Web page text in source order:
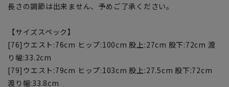
長さの調節は出来ません、予めご了承ください。
【サイズスペック】
[76]ウエスト:76cm ヒップ:100cm 股上:27cm 股下:72cm 渡
り幅:33.2cm
[79]ウエスト:79cm ヒップ:103cm 股上:27.5cm 股下:72cm
渡り幅:33.8cm